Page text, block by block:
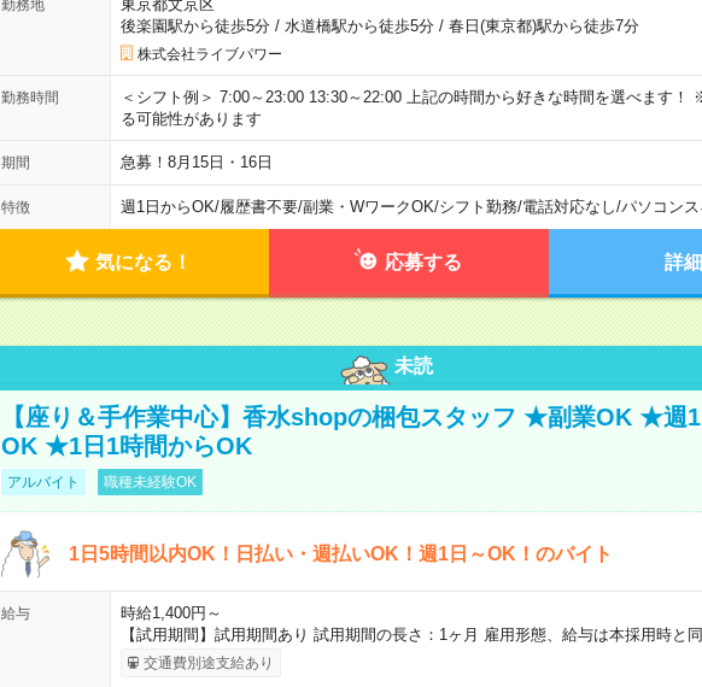
勤務地
東京都文京区
後楽園駅から徒歩5分/ 水道橋駅から徒歩5分/ 春日(東京都)駅から徒歩7分
株式会社ライブパワー
勤務時間
＜シフト例＞ 7:00～23:00 13:30～22:00 上記の時間から好きな時間を選べます！
る可能性があります
期間 急募！8月15日・16日
特徴 週1日からOK/履歴書不要/副業・WワークOK/シフト勤務/電話対応なし/パソコン
気になる！ 応募する 詳
未読
【座り＆手作業中心】香水shopの梱包スタッフ ★副業OK ★週
OK ★1日1時間からOK
アルバイト 職種未経験OK
1日5時間以内OK！日払い・週払いOK！週1日～OK！のバイト
給与
時給1,400円～
【試用期間】試用期間あり 試用期間の長さ：1ヶ月 雇用形態、給与は本採用時と
交通費別途支給あり